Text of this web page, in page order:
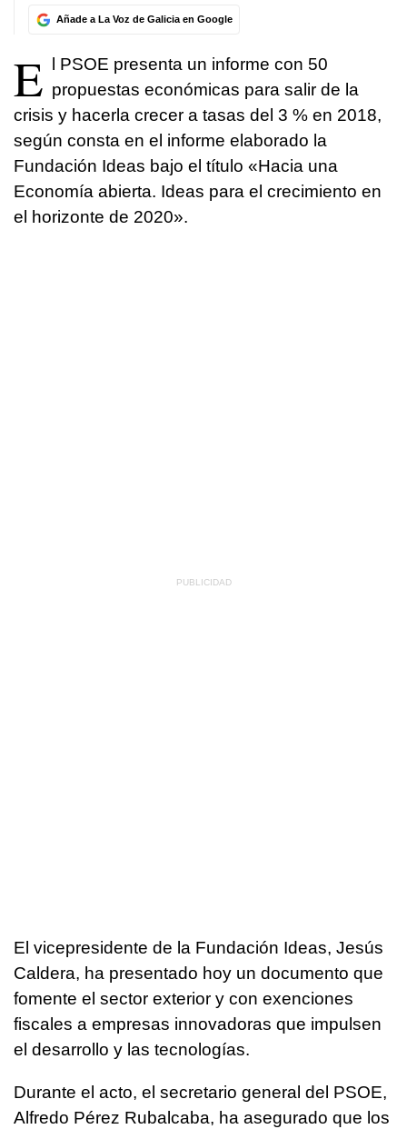
Añade a La Voz de Galicia en Google
E
l PSOE presenta un informe con 50
propuestas económicas para salir de la
crisis y hacerla crecer a tasas del 3 % en 2018,
según consta en el informe elaborado la
Fundación Ideas bajo el título «Hacia una
Economía abierta. Ideas para el crecimiento en
el horizonte de 2020».
El vicepresidente de la Fundación Ideas, Jesús
Caldera, ha presentado hoy un documento que
fomente el sector exterior y con exenciones
fiscales a empresas innovadoras que impulsen
el desarrollo y las tecnologías.
Durante el acto, el secretario general del PSOE,
Alfredo Pérez Rubalcaba, ha asegurado que los